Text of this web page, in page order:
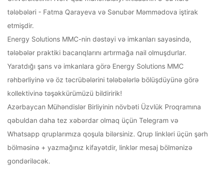
tələbələri - Fatma Qarayeva və Sənubər Məmmədova iştirak
etmişdir.
Energy Solutions MMC-nin dəstəyi və imkanları sayəsində,
tələbələr praktiki bacarıqlarını artırmağa nail olmuşdurlar.
Yaratdığı şans və imkanlara görə Energy Solutions MMC
rəhbərliyinə və öz təcrübələrini tələbələrlə bölüşdüyünə görə
kollektivinə təşəkkürümüzü bildiririk!
Azərbaycan Mühəndislər Birliyinin növbəti Üzvlük Proqramına
qəbuldan daha tez xəbərdar olmaq üçün Telegram və
Whatsapp qruplarımıza qoşula bilərsiniz. Qrup linkləri üçün şərh
bölməsinə + yazmağınız kifayətdir, linklər mesaj bölmənizə
gondəriləcək.